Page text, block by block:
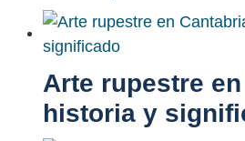
Arte rupestre
historia y